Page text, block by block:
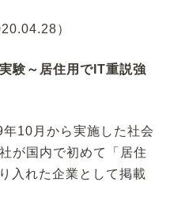
）
験～居住用でIT重説強
10月から実施した社会
が国内で初めて「居住
入れた企業として掲載